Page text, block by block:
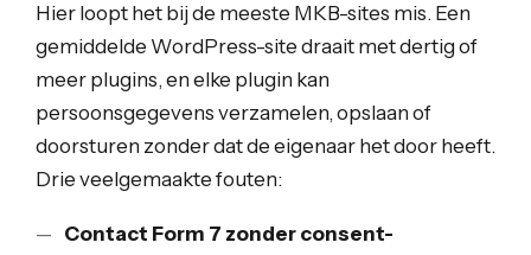
Hier loopt het bij de meeste MKB-sites mis. Een
gemiddelde WordPress-site draait met dertig of
meer plugins, en elke plugin kan
persoonsgegevens verzamelen, opslaan of
doorsturen zonder dat de eigenaar het door heeft.
Drie veelgemaakte fouten:
Contact Form 7 zonder consent-